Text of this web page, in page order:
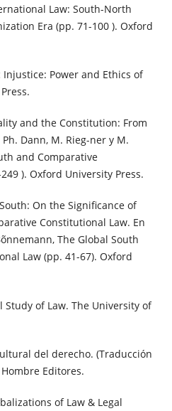
Law: South-North
Era (pp. 71-100 ). Oxford
Injustice: Power and Ethics of
and the Constitution: From
Dann, M. Rieg-ner y M.
and Comparative
). Oxford University Press.
On the Significance of
Constitutional Law. En
The Global South
Law (pp. 41-67). Oxford
Study of Law. The University of
del derecho. (Traducción
Editores.
of Law & Legal